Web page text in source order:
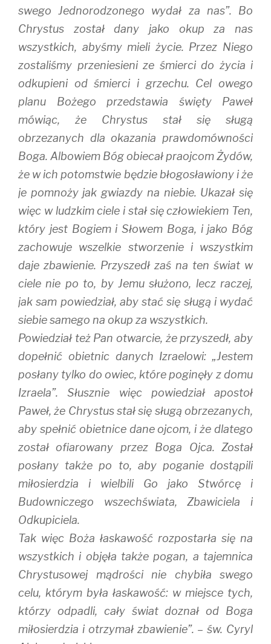
swego Jednorodzonego wydał za nas”. Bo
Chrystus został dany jako okup za nas
wszystkich, abyśmy mieli życie. Przez Niego
zostaliśmy przeniesieni ze śmierci do życia i
odkupieni od śmierci i grzechu. Cel owego
planu Bożego przedstawia święty Paweł
mówiąc, że Chrystus stał się sługą
obrzezanych dla okazania prawdomówności
Boga. Albowiem Bóg obiecał praojcom Żydów,
że w ich potomstwie będzie błogosławiony i że
je pomnoży jak gwiazdy na niebie. Ukazał się
więc w ludzkim ciele i stał się człowiekiem Ten,
który jest Bogiem i Słowem Boga, i jako Bóg
zachowuje wszelkie stworzenie i wszystkim
daje zbawienie. Przyszedł zaś na ten świat w
ciele nie po to, by Jemu służono, lecz raczej,
jak sam powiedział, aby stać się sługą i wydać
siebie samego na okup za wszystkich.
Powiedział też Pan otwarcie, że przyszedł, aby
dopełnić obietnic danych Izraelowi: „Jestem
posłany tylko do owiec, które poginęły z domu
Izraela”. Słusznie więc powiedział apostoł
Paweł, że Chrystus stał się sługą obrzezanych,
aby spełnić obietnice dane ojcom, i że dlatego
został ofiarowany przez Boga Ojca. Został
posłany także po to, aby poganie dostąpili
miłosierdzia i wielbili Go jako Stwórcę i
Budowniczego wszechświata, Zbawiciela i
Odkupiciela.
Tak więc Boża łaskawość rozpostarła się na
wszystkich i objęła także pogan, a tajemnica
Chrystusowej mądrości nie chybiła swego
celu, którym była łaskawość: w miejsce tych,
którzy odpadli, cały świat doznał od Boga
miłosierdzia i otrzymał zbawienie”. – św. Cyryl